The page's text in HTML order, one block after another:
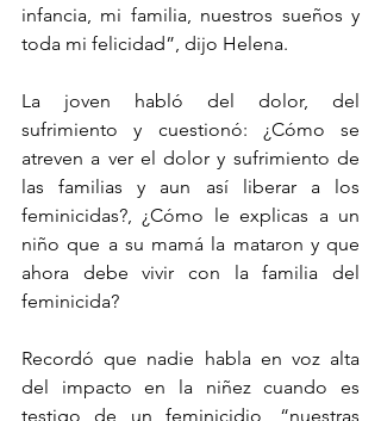
infancia, mi familia, nuestros sueños y
toda mi felicidad”, dijo Helena.
La joven habló del dolor, del
sufrimiento y cuestionó: ¿Cómo se
atreven a ver el dolor y sufrimiento de
las familias y aun así liberar a los
feminicidas?, ¿Cómo le explicas a un
niño que a su mamá la mataron y que
ahora debe vivir con la familia del
feminicida?
Recordó que nadie habla en voz alta
del impacto en la niñez cuando es
testigo de un feminicidio, “nuestras